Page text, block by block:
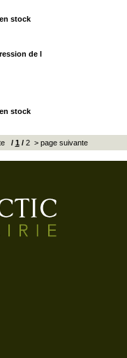
stock
de l
stock
/ 1 /2 > page suivante